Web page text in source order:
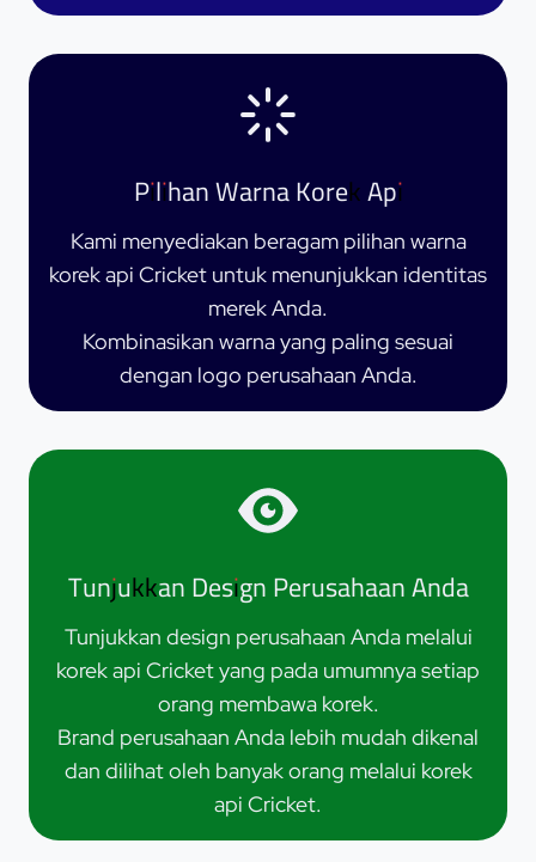
Pilihan Warna Korek Api
Kami menyediakan beragam pilihan warna
korek api Cricket untuk menunjukkan identitas
merek Anda.
Kombinasikan warna yang paling sesuai
dengan logo perusahaan Anda.
Tunjukkan Design Perusahaan Anda
Tunjukkan design perusahaan Anda melalui
korek api Cricket yang pada umumnya setiap
orang membawa korek.
Brand perusahaan Anda lebih mudah dikenal
dan dilihat oleh banyak orang melalui korek
api Cricket.